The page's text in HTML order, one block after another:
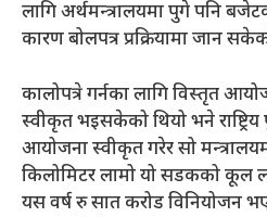
लागि अर्थमन्त्रालयमा पुगे पनि
कारण बोलपत्र प्रक्रियामा जान
कालोपत्रे गर्नका लागि विस्तृत
स्वीकृत भइसकेको थियो भने राष्ट्रिय
आयोजना स्वीकृत गरेर सो
किलोमिटर लामो यो सडकको कूल
यस वर्ष रु सात करोड विनियोजन